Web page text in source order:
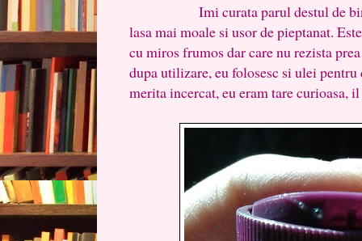
Imi curata parul destul de bine,
lasa mai moale si usor de pieptanat.
cu miros frumos dar care nu rezista
dupa utilizare, eu folosesc si ulei
merita incercat, eu eram tare curioasa,